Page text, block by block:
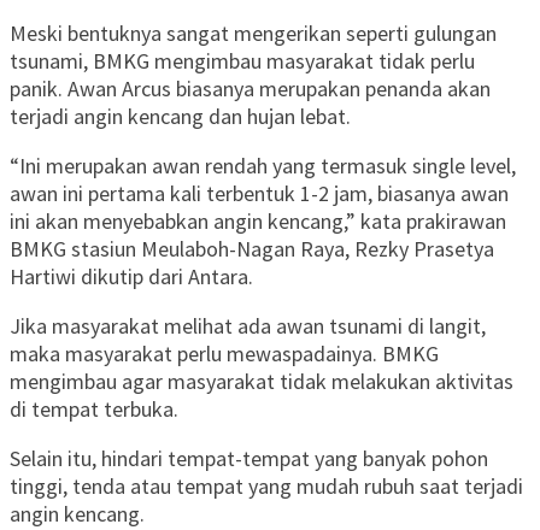
Meski bentuknya sangat mengerikan seperti gulungan
tsunami, BMKG mengimbau masyarakat tidak perlu
panik. Awan Arcus biasanya merupakan penanda akan
terjadi angin kencang dan hujan lebat.
“Ini merupakan awan rendah yang termasuk single level,
awan ini pertama kali terbentuk 1-2 jam, biasanya awan
ini akan menyebabkan angin kencang,” kata prakirawan
BMKG stasiun Meulaboh-Nagan Raya, Rezky Prasetya
Hartiwi dikutip dari Antara.
Jika masyarakat melihat ada awan tsunami di langit,
maka masyarakat perlu mewaspadainya. BMKG
mengimbau agar masyarakat tidak melakukan aktivitas
di tempat terbuka.
Selain itu, hindari tempat-tempat yang banyak pohon
tinggi, tenda atau tempat yang mudah rubuh saat terjadi
angin kencang.